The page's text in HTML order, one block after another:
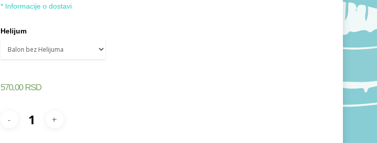
* Informacije o dostavi
Helijum
570,00 RSD